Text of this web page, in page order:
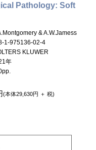
Pathology: Soft
& A.W.Jamess
1-975136-02-4
KLUWER
年
(本体29,630円 ＋ 税)